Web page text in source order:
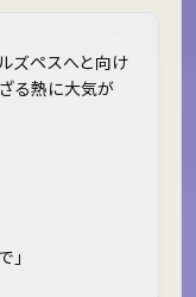
ズペスへと向け
る熱に大気が
」